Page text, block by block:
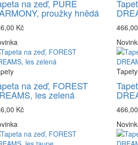
na zeď, PURE
proužky hnědá
Kč
na zeď, FOREST
les zelená
Kč
Tapety